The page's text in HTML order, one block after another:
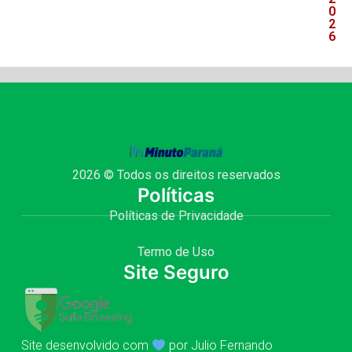
0
2
6
2026 © Todos os direitos reservados
Políticas
Políticas de Privacidade
Termo de Uso
Site Seguro
Site desenvolvido com por Julio Fernando